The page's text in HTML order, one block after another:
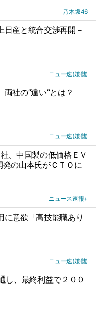
乃木坂46
産と統合交渉再開－
ニュー速(嫌儲)
両社の”違い”とは？
ニュー速(嫌儲)
、中国製の低価格ＥＶ
の山本氏がＣＴＯに
ニュース速報+
に意欲「高技能職あり
ニュー速(嫌儲)
し、最終利益で２００